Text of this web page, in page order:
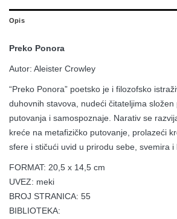
Opis
Preko Ponora
Autor: Aleister Crowley
“Preko Ponora” poetsko je i filozofsko
duhovnih stavova, nudeći čitateljima složen
putovanja i samospoznaje. Narativ se
kreće na metafizičko putovanje, prolazeći
sfere i stičući uvid u prirodu sebe, svemira i
FORMAT: 20,5 x 14,5 cm
UVEZ: meki
BROJ STRANICA: 55
BIBLIOTEKA: